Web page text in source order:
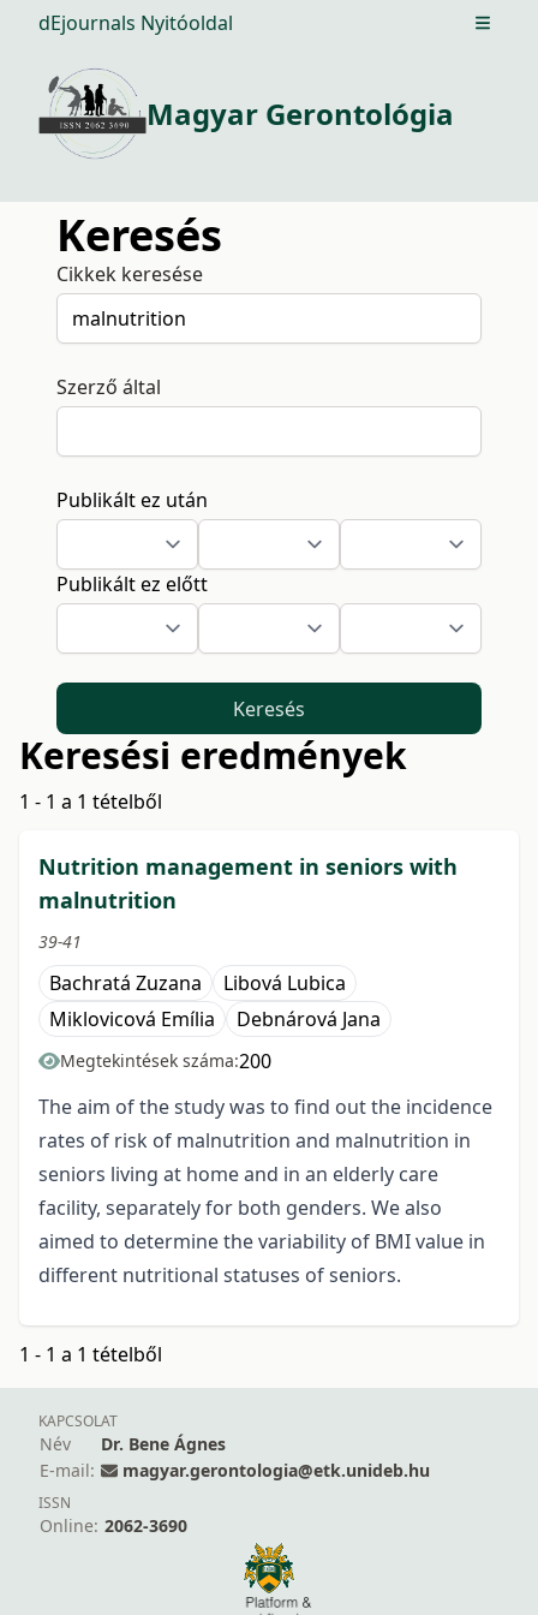
dEjournals Nyitóoldal Open
Magyar Gerontológia
Keresés
Cikkek keresése
Szerző által
Publikált ez után
Publikált ez előtt
Keresés
Keresési eredmények
1 - 1 a 1 tételből
Nutrition management in seniors with
malnutrition
39-41
Bachratá Zuzana
Libová Lubica
Miklovicová Emília
Debnárová Jana
Megtekintések száma:200
The aim of the study was to find out the incidence
rates of risk of malnutrition and malnutrition in
seniors living at home and in an elderly care
facility, separately for both genders. We also
aimed to determine the variability of BMI value in
different nutritional statuses of seniors.
1 - 1 a 1 tételből
KAPCSOLAT
Név
Dr. Bene Ágnes
E-mail:
magyar.gerontologia@etk.unideb.hu
ISSN
Online: 2062-3690